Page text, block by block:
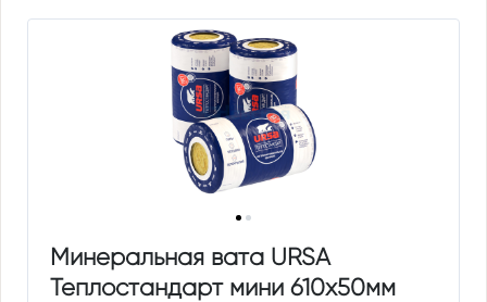
Минеральная вата URSA
Теплостандарт мини 610х50мм